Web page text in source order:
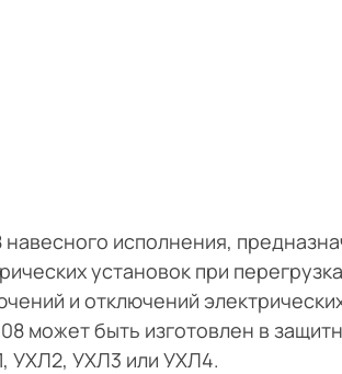
исполнения,
установок при
и отключений
может быть изготовлен в
УХЛ2, УХЛ3 или УХЛ4.